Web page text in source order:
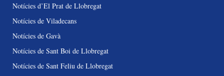
Notícies d’El Prat de Llobregat
Notícies de Viladecans
Notícies de Gavà
Notícies de Sant Boi de Llobregat
Notícies de Sant Feliu de Llobregat